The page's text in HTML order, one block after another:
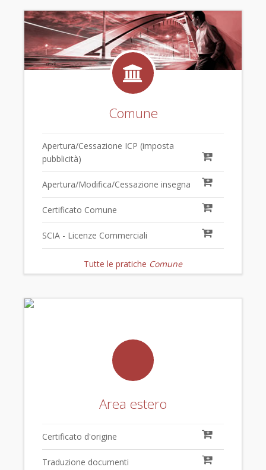
Comune
Apertura/Cessazione ICP (imposta
pubblicità)
Apertura/Modifica/Cessazione insegna
Certificato Comune
SCIA - Licenze Commerciali
Tutte le pratiche Comune
Area estero
Certificato d'origine
Traduzione documenti